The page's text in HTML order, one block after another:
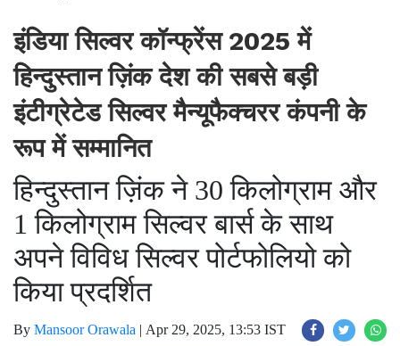
इंडिया सिल्वर कॉन्फ्रेंस 2025 में
हिन्दुस्तान ज़िंक देश की सबसे बड़ी
इंटीग्रेटेड सिल्वर मैन्यूफैक्चरर कंपनी के
रूप में सम्मानित
हिन्दुस्तान ज़िंक ने 30 किलोग्राम और
1 किलोग्राम सिल्वर बार्स के साथ
अपने विविध सिल्वर पोर्टफोलियो को
किया प्रदर्शित
By Mansoor Orawala | Apr 29, 2025, 13:53 IST